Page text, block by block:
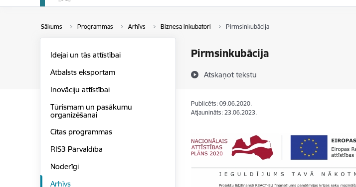
Sākums Programmas Arhīvs Biznesa inkubatori Pirmsinkubācija
Pirmsinkubācija
Atskaņot tekstu
Idejai un tās attīstībai
Atbalsts eksportam
Inovāciju attīstībai
Tūrismam un pasākumu
organizēšanai
Citas programmas
RIS3 Pārvaldība
Noderīgi
Arhīvs
Publicēts: 09.06.2020.
Atjaunināts: 23.06.2023.